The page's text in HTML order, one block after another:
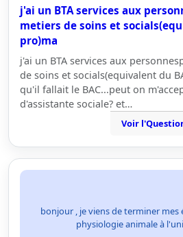
j'ai un BTA services aux
metiers de soins et
pro)ma
j'ai un BTA services aux
de soins et socials(equivalent du
qu'il fallait le BAC...peut on
d'assistante sociale? et…
Voir
bonjour , je viens de terminer
physiologie animale à